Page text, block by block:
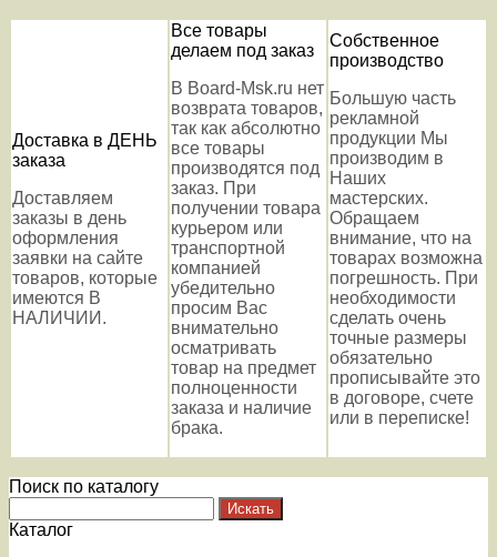
Доставка в ДЕНЬ
заказа
Доставляем
заказы в день
оформления
заявки на сайте
товаров, которые
имеются В
НАЛИЧИИ.
Все товары
делаем под заказ
В Board-Msk.ru нет
возврата товаров,
так как абсолютно
все товары
производятся под
заказ. При
получении товара
курьером или
транспортной
компанией
убедительно
просим Вас
внимательно
осматривать
товар на предмет
полноценности
заказа и наличие
брака.
Собственное
производство
Большую часть
рекламной
продукции Мы
производим в
Наших
мастерских.
Обращаем
внимание, что на
товарах возможна
погрешность. При
необходимости
сделать очень
точные размеры
обязательно
прописывайте это
в договоре, счете
или в переписке!
Поиск по каталогу
Каталог